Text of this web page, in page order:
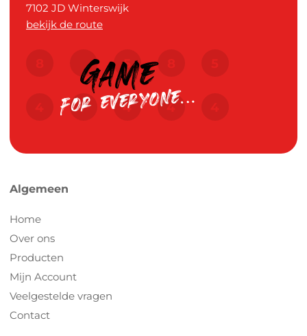
7102 JD Winterswijk
bekijk de route
Algemeen
Home
Over ons
Producten
Mijn Account
Veelgestelde vragen
Contact